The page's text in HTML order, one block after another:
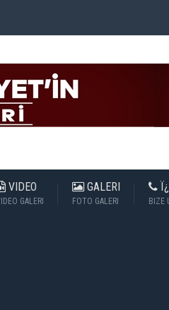
VIDEO
GALERI
GALERI
FOTO GALERI BIZE